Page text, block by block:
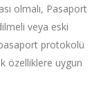
olmalı, Pasaport
veya eski
protokolü
özelliklere uygun